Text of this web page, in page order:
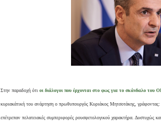
Στην παραδοχή ότι οι διάλογοι που έρχονται στο φως για το σκάνδαλο
κυριακάτική του ανάρτηση ο πρωθυπουργός Κυριάκος Μητσοτάκης,
επέτρεπαν πελατειακές συμπεριφορές ρουσφετολογικού χαρακτήρα. Δυστυχώς